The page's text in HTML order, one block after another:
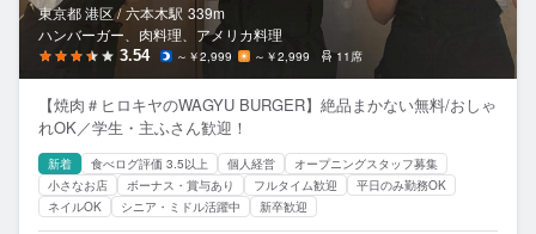
東京都 港区 / 六本木駅 339m
ハンバーガー、肉料理、アメリカ料理
3.54 ～￥2,999 ～￥2,999 11席
【焼肉＃ヒロキヤのWAGYU BURGER】絶品まかない無料/おしゃ
れOK／学生・主ふさん歓迎！
新着 食べログ評価 3.5以上 個人経営
オープニングスタッフ募集
小さなお店
ボーナス・賞与あり フルタイム歓迎
平日のみ勤務OK
ネイルOK
シニア・ミドル活躍中 新卒歓迎